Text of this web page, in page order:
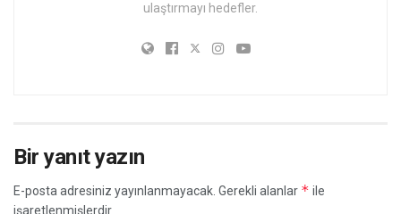
ulaştırmayı hedefler.
Bir yanıt yazın
E-posta adresiniz yayınlanmayacak. Gerekli alanlar * ile
işaretlenmişlerdir